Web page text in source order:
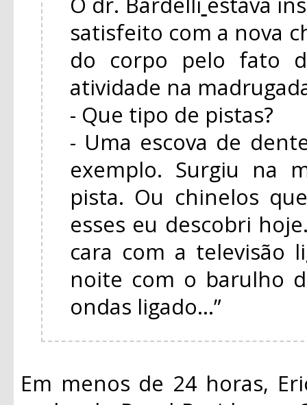
satisfeito com a nova
do corpo pelo fato
atividade na
- Que tipo de pistas?
- Uma escova de
exemplo. Surgiu na
pista. Ou chinelos
esses eu descobri
cara com a televisão
noite com o barulho
ondas ligado...”
Em menos de 24 horas,